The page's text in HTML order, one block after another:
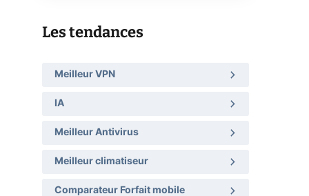
Les tendances
Meilleur VPN
IA
Meilleur Antivirus
Meilleur climatiseur
Comparateur Forfait mobile